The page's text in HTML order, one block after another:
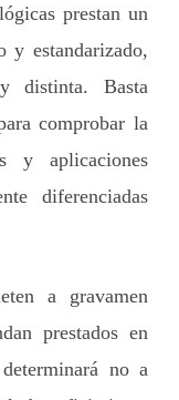
prestan un
y estandarizado,
distinta. Basta
comprobar la
y aplicaciones
diferenciadas
a gravamen
prestados en
no a